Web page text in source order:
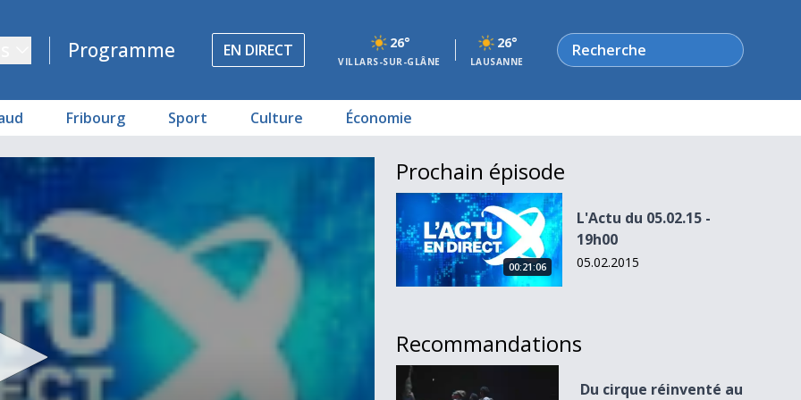
Programme EN DIRECT 26°
VILLARS-SUR-GLÂNE
26°
LAUSANNE
Rechercher
Fribourg Sport Culture Économie
Prochain épisode
L&#039;Actu du 05.02.15 - 19h00
00:21:06
L'Actu du 05.02.15 -
19h00
05.02.2015
Recommandations
Du cirque réinventé au Théâtre de Vidy
Du cirque réinventé au